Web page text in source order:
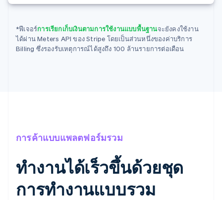
*ฟีเจอร์การเรียกเก็บเงินตามการใช้งานแบบพื้นฐานจะยังคงใช้งาน
ได้ผ่าน Meters API ของ Stripe โดยเป็นส่วนหนึ่งของค่าบริการ
Billing ซึ่งรองรับเหตุการณ์ได้สูงถึง 100 ล้านรายการต่อเดือน
การค้าแบบแพลตฟอร์มรวม
ทำงานได้เร็วขึ้นด้วยชุด
การทำงานแบบรวม
บัลแกเรีย
English
เบลเยียม
ฟินแลนด์
EnglishSvenska
มาเลเซีย
简体中文
เม็กซิโก